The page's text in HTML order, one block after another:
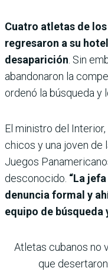
Cuatro atletas de
regresaron a su
desaparición . Sin
abandonaron la
ordenó la búsqueda y
El ministro del
chicos y una joven de
Juegos
desconocido. “La
denuncia formal y
equipo de
Atletas cubanos no
que desertaron